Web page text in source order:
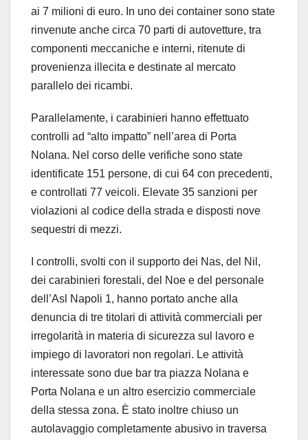
ai 7 milioni di euro. In uno dei container sono state
rinvenute anche circa 70 parti di autovetture, tra
componenti meccaniche e interni, ritenute di
provenienza illecita e destinate al mercato
parallelo dei ricambi.
Parallelamente, i carabinieri hanno effettuato
controlli ad “alto impatto” nell’area di Porta
Nolana. Nel corso delle verifiche sono state
identificate 151 persone, di cui 64 con precedenti,
e controllati 77 veicoli. Elevate 35 sanzioni per
violazioni al codice della strada e disposti nove
sequestri di mezzi.
I controlli, svolti con il supporto dei Nas, del Nil,
dei carabinieri forestali, del Noe e del personale
dell’Asl Napoli 1, hanno portato anche alla
denuncia di tre titolari di attività commerciali per
irregolarità in materia di sicurezza sul lavoro e
impiego di lavoratori non regolari. Le attività
interessate sono due bar tra piazza Nolana e
Porta Nolana e un altro esercizio commerciale
della stessa zona. È stato inoltre chiuso un
autolavaggio completamente abusivo in traversa